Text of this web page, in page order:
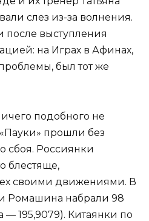
слез из-за волнения.
выступления
на Играх в Афинах,
был тот же
подобного не
«Пауки» прошли без
сбоя. Россиянки
блестяще,
своими движениями. В
Ромашина набрали 98
— 195,9079). Китаянки по